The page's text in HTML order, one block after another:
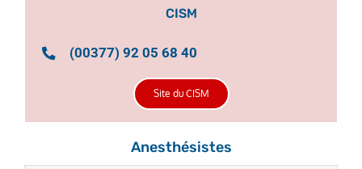
CISM
(00377) 92 05 68 40
Site du CISM
Anesthésistes